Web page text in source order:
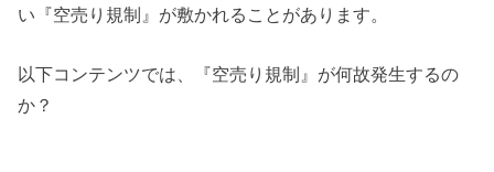
い『空売り規制』が敷かれることがあります。
以下コンテンツでは、『空売り規制』が何故発生するの
か？